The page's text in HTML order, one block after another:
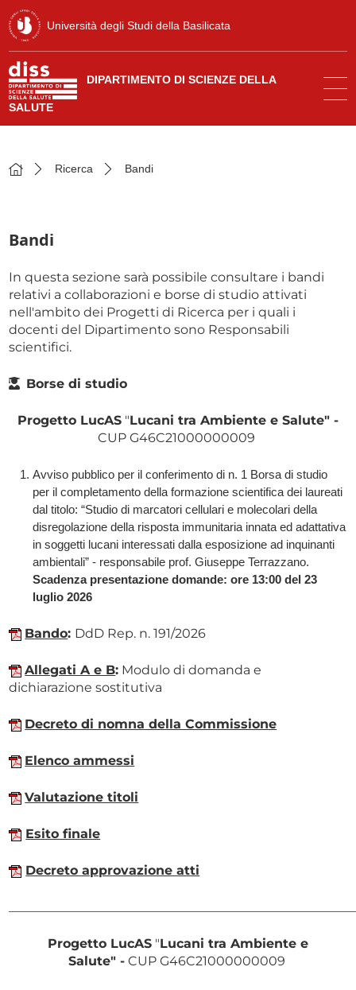
Università degli Studi della Basilicata
DIPARTIMENTO DI SCIENZE DELLA
SALUTE
Ricerca Bandi
Bandi
In questa sezione sarà possibile consultare i bandi
relativi a collaborazioni e borse di studio attivati
nell'ambito dei Progetti di Ricerca per i quali i
docenti del Dipartimento sono Responsabili
scientifici.
Borse di studio
Progetto LucAS "Lucani tra Ambiente e Salute" -
CUP G46C21000000009
Avviso pubblico per il conferimento di n. 1 Borsa di studio
per il completamento della formazione scientifica dei laureati
dal titolo: “Studio di marcatori cellulari e molecolari della
disregolazione della risposta immunitaria innata ed adattativa
in soggetti lucani interessati dalla esposizione ad inquinanti
ambientali” - responsabile prof. Giuseppe Terrazzano.
Scadenza presentazione domande: ore 13:00 del 23
luglio 2026
Bando: DdD Rep. n. 191/2026
Allegati A e B: Modulo di domanda e
dichiarazione sostitutiva
Decreto di nomna della Commissione
Elenco ammessi
Valutazione titoli
Esito finale
Decreto approvazione atti
Progetto LucAS "Lucani tra Ambiente e
Salute" -CUP G46C21000000009